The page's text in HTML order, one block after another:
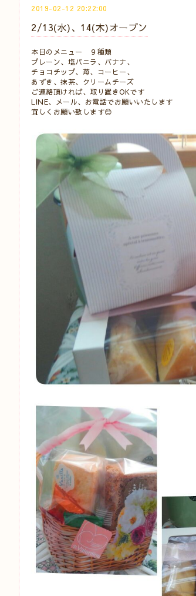
2019-02-12 20:22:00
2/13(水)、14(木)オープン
本日のメニュー ９種類
プレーン、塩バニラ、バナナ、
チョコチップ、苺、コーヒー、
あずき、抹茶、クリームチーズ
ご連絡頂ければ、取り置きOKです
LINE、メール、お電話でお願いいたします
宜しくお願い致します😊